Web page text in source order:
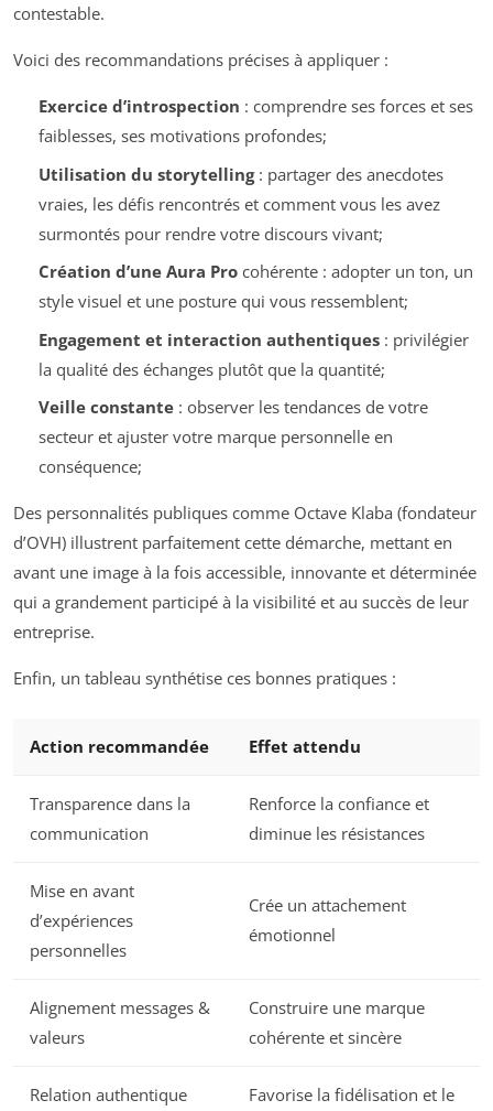
contestable.
Voici des recommandations précises à appliquer :
Exercice d’introspection : comprendre ses forces et ses
faiblesses, ses motivations profondes;
Utilisation du storytelling: partager des anecdotes
vraies, les défis rencontrés et comment vous les avez
surmontés pour rendre votre discours vivant;
Création d’une Aura Procohérente : adopter un ton, un
style visuel et une posture qui vous ressemblent;
Engagement et interaction authentiques: privilégier
la qualité des échanges plutôt que la quantité;
Veille constante: observer les tendances de votre
secteur et ajuster votre marque personnelle en
conséquence;
Des personnalités publiques comme Octave Klaba (fondateur
d’OVH) illustrent parfaitement cette démarche, mettant en
avant une image à la fois accessible, innovante et déterminée
qui a grandement participé à la visibilité et au succès de leur
entreprise.
Enfin, un tableau synthétise ces bonnes pratiques :
Action recommandée Effet attendu
Transparence dans la
communication
Renforce la confiance et
diminue les résistances
Mise en avant
d’expériences
personnelles
Crée un attachement
émotionnel
Alignement messages &
valeurs
Construire une marque
cohérente et sincère
Relation authentique
Favorise la fidélisation et le